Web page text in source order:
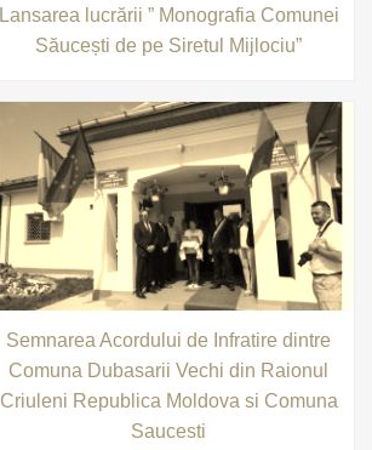
Lansarea lucrării ” Monografia Comunei
Săucești de pe Siretul Mijlociu”
Semnarea Acordului de Infratire dintre
Comuna Dubasarii Vechi din Raionul
Criuleni Republica Moldova si Comuna
Saucesti